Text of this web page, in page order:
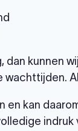
dan kunnen
en kan
indruk